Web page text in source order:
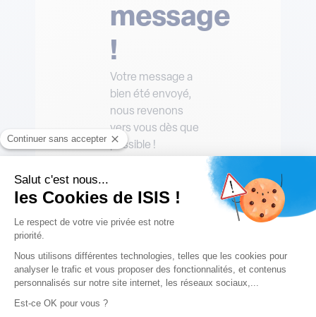
message
!
Votre message a
bien été envoyé,
nous revenons
vers vous dès que
possible !
A propos de nous